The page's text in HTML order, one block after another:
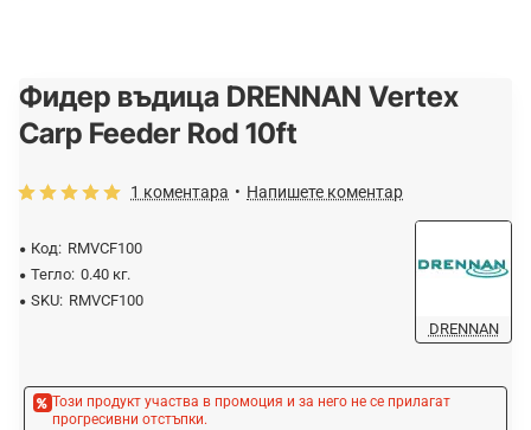
-20%
Фидер въдица DRENNAN Vertex
Carp Feeder Rod 10ft
Код: RMVCF100
Тегло: 0.40 кг.
SKU: RMVCF100
DRENNAN
1 коментара • Напишете коментар
Този продукт участва в промоция и за него не се прилагат
прогресивни отстъпки.